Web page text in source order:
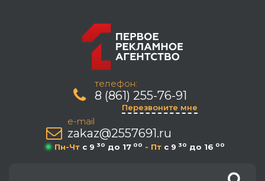
телефон:
8 (861) 255-76-91
Перезвоните мне
e-mail
zakaz@2557691.ru
Пн-Чт c 9 30 до 17 00 - Пт c 9 30 до 16 00